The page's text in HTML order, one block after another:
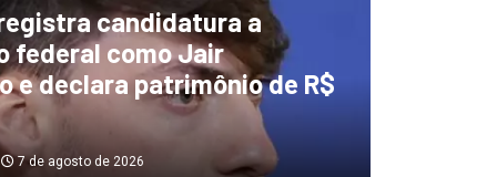
desvios de
emendas Pix
7 de agosto de 2026
candidatura a
federal como Jair
e declara patrimônio de R$
7 de agosto de 2026